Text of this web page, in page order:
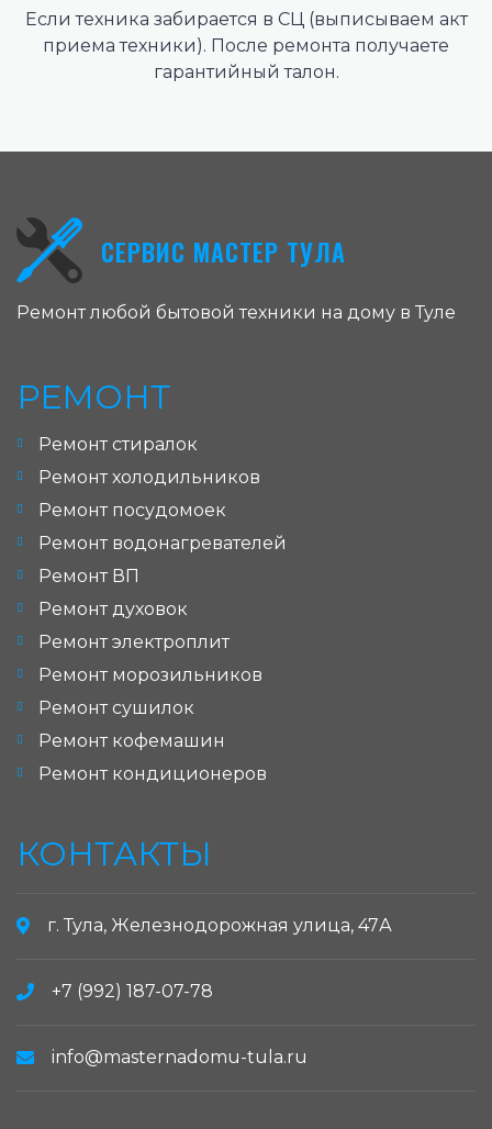
Если техника забирается в СЦ (выписываем акт
приема техники). После ремонта получаете
гарантийный талон.
СЕРВИС МАСТЕР ТУЛА
Ремонт любой бытовой техники на дому в Туле
РЕМОНТ
Ремонт стиралок
Ремонт холодильников
Ремонт посудомоек
Ремонт водонагревателей
Ремонт ВП
Ремонт духовок
Ремонт электроплит
Ремонт морозильников
Ремонт сушилок
Ремонт кофемашин
Ремонт кондиционеров
КОНТАКТЫ
г. Тула, Железнодорожная улица, 47А
+7 (992) 187-07-78
info@masternadomu-tula.ru